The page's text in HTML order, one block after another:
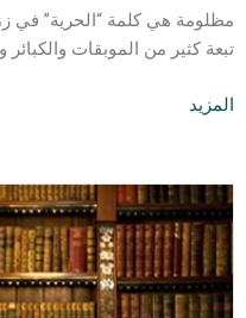
مظلومة هي كلمة “الحرية” في
تبعة كثير من الموبقات والكبائر
المزيد